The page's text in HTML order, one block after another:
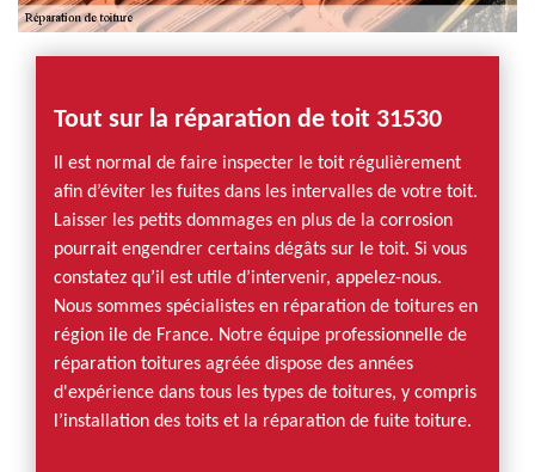
Tout sur la réparation de toit 31530
Il est normal de faire inspecter le toit régulièrement
afin d’éviter les fuites dans les intervalles de votre toit.
Laisser les petits dommages en plus de la corrosion
pourrait engendrer certains dégâts sur le toit. Si vous
constatez qu’il est utile d’intervenir, appelez-nous.
Nous sommes spécialistes en réparation de toitures en
région ile de France. Notre équipe professionnelle de
réparation toitures agréée dispose des années
d'expérience dans tous les types de toitures, y compris
l’installation des toits et la réparation de fuite toiture.